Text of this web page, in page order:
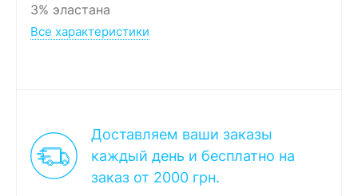
3% эластана
Все характеристики
Доставляем ваши заказы
каждый день и бесплатно на
заказ от 2000 грн.